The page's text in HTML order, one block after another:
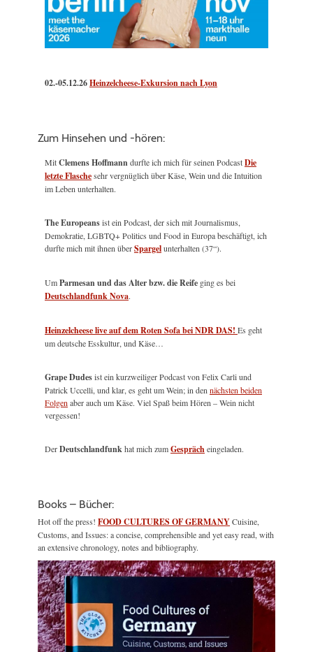
02.-05.12.26Heinzelcheese-Exkursion nach Lyon
Zum Hinsehen und -hören:
MitClemens Hoffmanndurfte ich mich für seinen PodcastDie
letzte Flaschesehr vergnüglich über Käse, Wein und die Intuition
im Leben unterhalten.
The Europeansist ein Podcast, der sich mit Journalismus,
Demokratie, LGBTQ+ Politics und Food in Europa beschäftigt, ich
durfte mich mit ihnen überSpargelunterhalten (37“).
UmParmesan und das Alter bzw. die Reife ging es bei
Deutschlandfunk Nova.
Heinzelcheese live auf dem Roten Sofa bei NDR DAS! Es geht
um deutsche Esskultur, und Käse…
Grape Dudesist ein kurzweiliger Podcast von Felix Carli und
Patrick Uccelli, und klar, es geht um Wein; in den nächsten beiden
Folgen aber auch um Käse. Viel Spaß beim Hören – Wein nicht
vergessen!
DerDeutschlandfunkhat mich zumGesprächeingeladen.
Books – Bücher:
Hot off the press! FOOD CULTURES OF GERMANYCuisine,
Customs, and Issues: a concise, comprehensible and yet easy read, with
an extensive chronology, notes and bibliography.